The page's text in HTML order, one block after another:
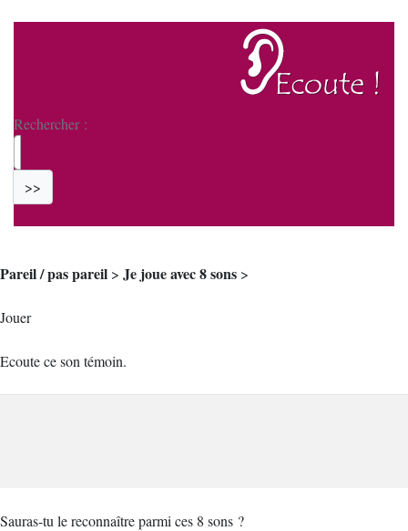
Rechercher :
>>
Pareil / pas pareil > Je joue avec 8 sons >
Jouer
Ecoute ce son témoin.
Sauras-tu le reconnaître parmi ces 8 sons ?